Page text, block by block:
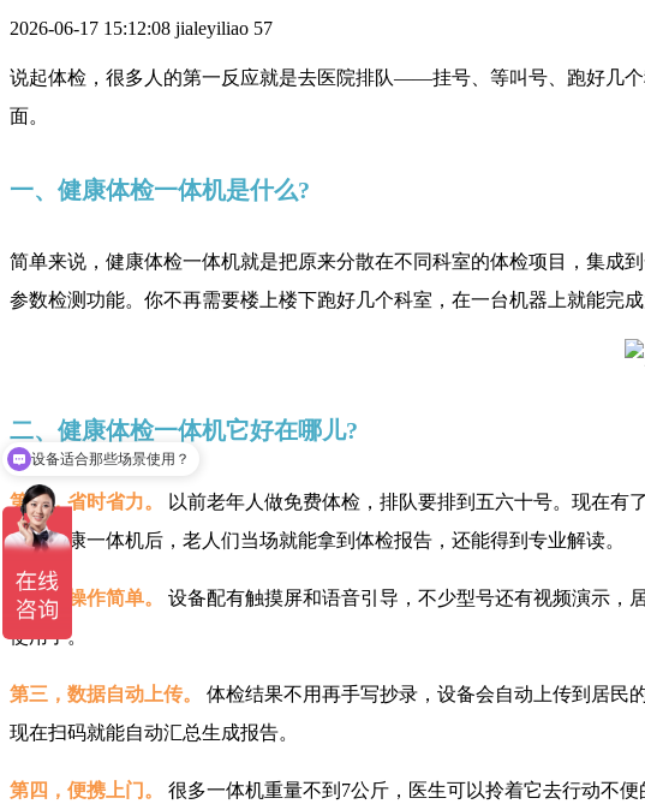
2026-06-17 15:12:08 jialeyiliao 57
说起体检，很多人的第一反应就是去医院排队——挂号、等叫号、跑好几
面。
一、健康体检一体机是什么?
简单来说，健康体检一体机就是把原来分散在不同科室的体检项目，集成
参数检测功能。你不再需要楼上楼下跑好几个科室，在一台机器上就能完成
二、健康体检一体机它好在哪儿?
第一，省时省力。
以前老年人做免费体检，排队要排到五六十号。现在
引入健康一体机后，老人们当场就能拿到体检报告，还能得到专业解读。
第二，操作简单。
设备配有触摸屏和语音引导，不少型号还有视频演示，
使用了。
第三，数据自动上传。
体检结果不用再手写抄录，设备会自动上传到居民
现在扫码就能自动汇总生成报告。
第四，便携上门。
很多一体机重量不到7公斤，医生可以拎着它去行动不
可以介绍下你们的产品么
设备适合那些场景使用？